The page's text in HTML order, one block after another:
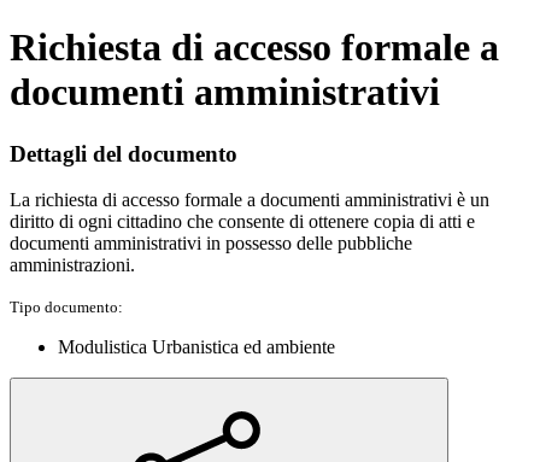
Richiesta di accesso formale a
documenti amministrativi
Dettagli del documento
La richiesta di accesso formale a documenti amministrativi è un
diritto di ogni cittadino che consente di ottenere copia di atti e
documenti amministrativi in possesso delle pubbliche
amministrazioni.
Tipo documento:
Modulistica Urbanistica ed ambiente